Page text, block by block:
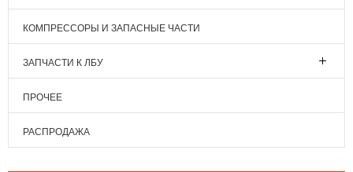
КОМПРЕССОРЫ И ЗАПАСНЫЕ ЧАСТИ
ЗАПЧАСТИ К ЛБУ
ПРОЧЕЕ
РАСПРОДАЖА